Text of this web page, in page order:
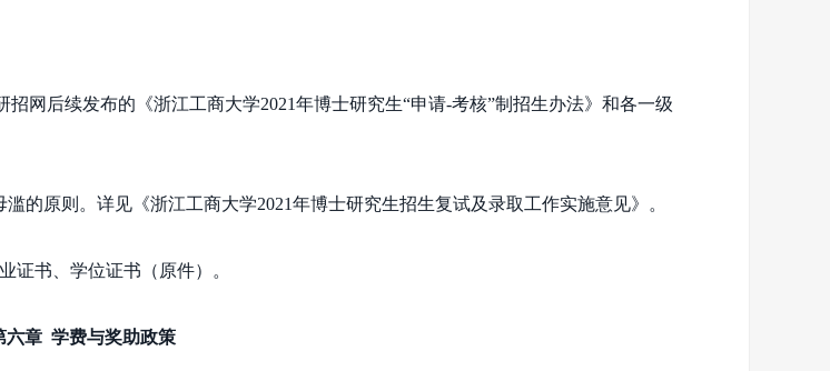
招网后续发布的《浙江工商大学2021年博士研究生“申请-考核”制招生办法》和各一级
的原则。详见《浙江工商大学2021年博士研究生招生复试及录取工作实施意见》。
证书、学位证书（原件）。
六章 学费与奖助政策